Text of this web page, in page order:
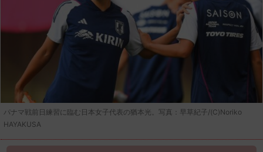
パナマ戦前日練習に臨む日本女子代表の猶本光。写真：早草紀子/(C)Noriko
HAYAKUSA